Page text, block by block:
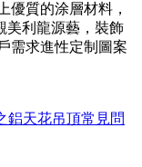
優質的涂層材料，
美利龍源藝，裝飾
需求進性定制圖案